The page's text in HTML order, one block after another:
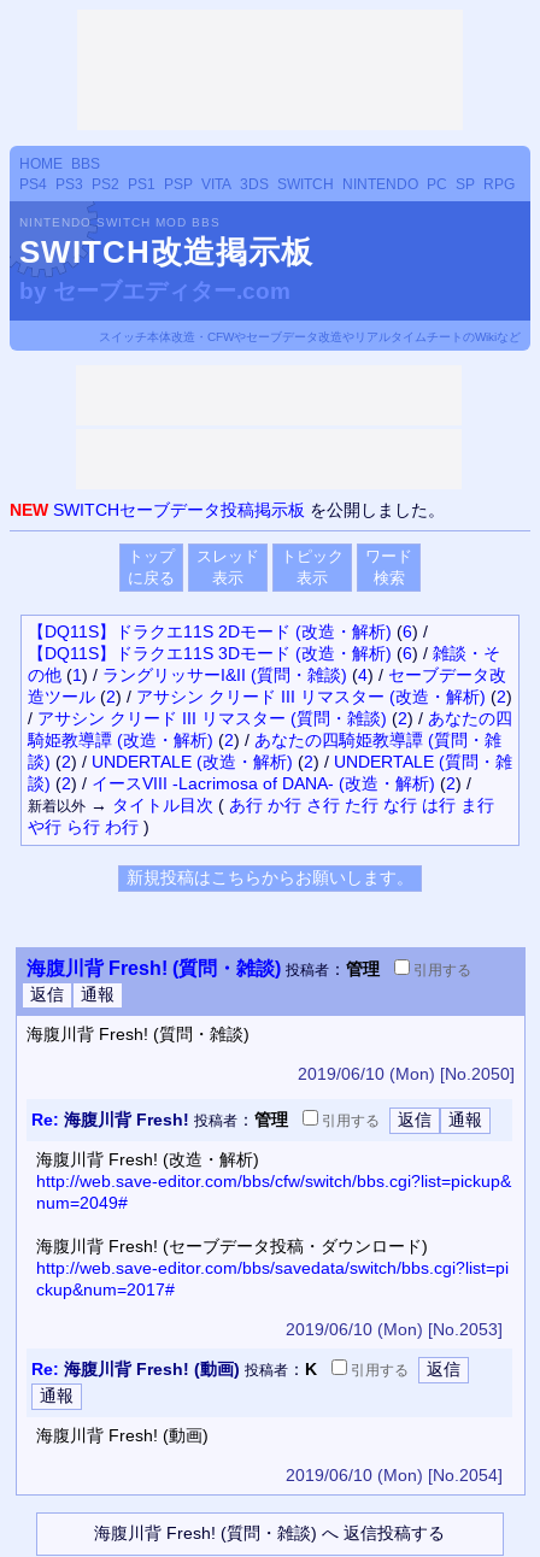
HOME
BBS
PS4
PS3 PS2 PS1 PSP VITA 3DS SWITCH NINTENDO PC SP RPG
NINTENDO SWITCH MOD BBS
SWITCH改造掲示板
by セーブエディター.com
スイッチ本体改造・CFWやセーブデータ改造やリアルタイムチートのWikiなど
NEW SWITCHセーブデータ投稿掲示板 を公開しました。
トップ
に戻る
スレッド
表示
トピック
表示
ワード
検索
【DQ11S】ドラクエ11S 2Dモード (改造・解析) (6) /
【DQ11S】ドラクエ11S 3Dモード (改造・解析) (6) / 雑談・そ
の他 (1) / ラングリッサーI&II (質問・雑談) (4) / セーブデータ改
造ツール (2) / アサシン クリード III リマスター (改造・解析) (2)
/ アサシン クリード III リマスター (質問・雑談) (2) / あなたの四
騎姫教導譚 (改造・解析) (2) / あなたの四騎姫教導譚 (質問・雑
談) (2) / UNDERTALE (改造・解析) (2) / UNDERTALE (質問・雑
談) (2) / イースVIII -Lacrimosa of DANA- (改造・解析) (2) /
新着以外 → タイトル目次 ( あ行 か行 さ行 た行 な行 は行 ま行
や行 ら行 わ行 )
海腹川背 Fresh! (質問・雑談) 投稿者： 管理 引用する
海腹川背 Fresh! (質問・雑談)
2019/06/10 (Mon) [No.2050]
Re: 海腹川背 Fresh! 投稿者： 管理 引用する
海腹川背 Fresh! (改造・解析)
http://web.save-editor.com/bbs/cfw/switch/bbs.cgi?list=pickup&
num=2049#
海腹川背 Fresh! (セーブデータ投稿・ダウンロード)
http://web.save-editor.com/bbs/savedata/switch/bbs.cgi?list=pi
ckup&num=2017#
2019/06/10 (Mon) [No.2053]
Re: 海腹川背 Fresh! (動画) 投稿者： K 引用する
海腹川背 Fresh! (動画)
2019/06/10 (Mon) [No.2054]